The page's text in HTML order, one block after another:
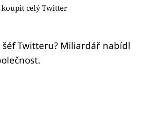
koupit celý Twitter
šéf Twitteru? Miliardář nabídl